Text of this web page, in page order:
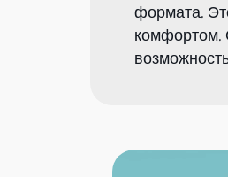
формата.
комфортом.